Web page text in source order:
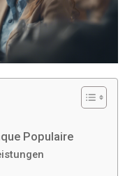
Populaire